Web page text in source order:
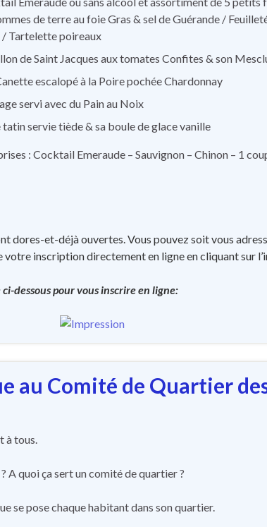
de terre au foie Gras & sel de Guérande /
/ Tartelette poireaux
de Saint Jacques aux tomates Confites & son
escalopé à la Poire pochée Chardonnay
servi avec du Pain au Noix
servie tiède & sa boule de glace vanille
: Cocktail Emeraude – Sauvignon – Chinon – 1
dores-et-déjà ouvertes. Vous pouvez soit vous
votre inscription directement en ligne en cliquant sur
ci-dessous pour vous inscrire en ligne:
au Comité de Quartier
à tous.
A quoi ça sert un comité de quartier ?
se pose chaque habitant dans son quartier.